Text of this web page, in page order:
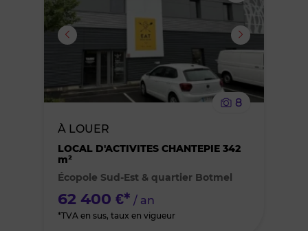
ou
supprimer
le
8
À LOUER
LOCAL D'ACTIVITES CHANTEPIE 342
m²
Écopole Sud-Est & quartier Botmel
62 400 €* / an
*TVA en sus, taux en vigueur